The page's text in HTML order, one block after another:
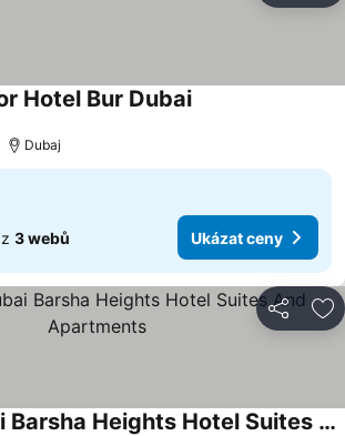
Hotel Bur Dubai
Dubaj
3 webů Ukázat ceny
Sdílet
Mercure Dubai Barsha Heights Hotel Suites And Apartments